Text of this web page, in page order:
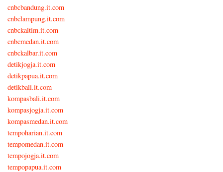
cnbcbandung.it.com
cnbclampung.it.com
cnbckaltim.it.com
cnbcmedan.it.com
cnbckalbar.it.com
detikjogja.it.com
detikpapua.it.com
detikbali.it.com
kompasbali.it.com
kompasjogja.it.com
kompasmedan.it.com
tempoharian.it.com
tempomedan.it.com
tempojogja.it.com
tempopapua.it.com